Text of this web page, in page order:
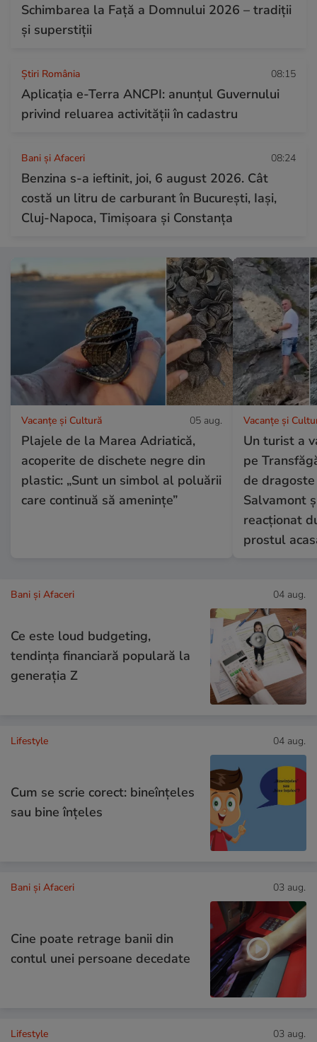
Schimbarea la Față a Domnului 2026 – tradiții
și superstiții
Știri România 08:15
Aplicația e-Terra ANCPI: anunțul Guvernului
privind reluarea activității în cadastru
Bani și Afaceri 08:24
Benzina s-a ieftinit, joi, 6 august 2026. Cât
costă un litru de carburant în București, Iași,
Cluj-Napoca, Timișoara și Constanța
Vacanțe și Cultură 05 aug.
Plajele de la Marea Adriatică,
acoperite de dischete negre din
plastic: „Sunt un simbol al poluării
care continuă să amenințe”
Vacanțe și
Un turist a
pe
de dragoste
Salvamont
reacționat
prostul
Bani și Afaceri 04 aug.
Ce este loud budgeting,
tendința financiară populară la
generația Z
Lifestyle 04 aug.
Cum se scrie corect: bineînțeles
sau bine înțeles
Bani și Afaceri 03 aug.
Cine poate retrage banii din
contul unei persoane decedate
Lifestyle 03 aug.